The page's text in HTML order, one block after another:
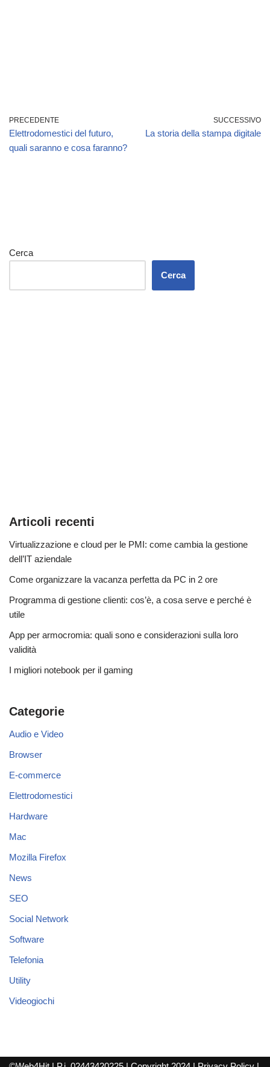
PRECEDENTE
Elettrodomestici del futuro,
quali saranno e cosa faranno?
SUCCESSIVO
La storia della stampa digitale
Cerca
Cerca
Articoli recenti
Virtualizzazione e cloud per le PMI: come cambia la gestione
dell’IT aziendale
Come organizzare la vacanza perfetta da PC in 2 ore
Programma di gestione clienti: cos’è, a cosa serve e perché è
utile
App per armocromia: quali sono e considerazioni sulla loro
validità
I migliori notebook per il gaming
Categorie
Audio e Video
Browser
E-commerce
Elettrodomestici
Hardware
Mac
Mozilla Firefox
News
SEO
Social Network
Software
Telefonia
Utility
Videogiochi